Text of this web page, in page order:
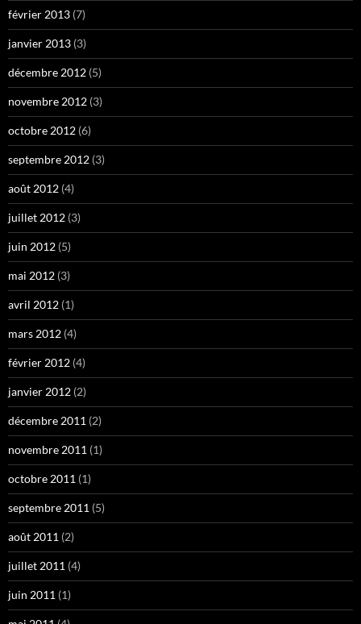
février 2013 (7)
janvier 2013 (3)
décembre 2012 (5)
novembre 2012 (3)
octobre 2012 (6)
septembre 2012 (3)
août 2012 (4)
juillet 2012 (3)
juin 2012 (5)
mai 2012 (3)
avril 2012 (1)
mars 2012 (4)
février 2012 (4)
janvier 2012 (2)
décembre 2011 (2)
novembre 2011 (1)
octobre 2011 (1)
septembre 2011 (5)
août 2011 (2)
juillet 2011 (4)
juin 2011 (1)